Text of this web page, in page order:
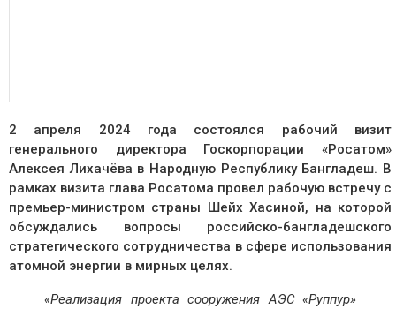
2 апреля 2024 года состоялся рабочий визит
генерального директора Госкорпорации «Росатом»
Алексея Лихачёва в Народную Республику Бангладеш. В
рамках визита глава Росатома провел рабочую встречу с
премьер-министром страны Шейх Хасиной, на которой
обсуждались вопросы российско-бангладешского
стратегического сотрудничества в сфере использования
атомной энергии в мирных целях.
«Реализация проекта сооружения АЭС «Руппур»